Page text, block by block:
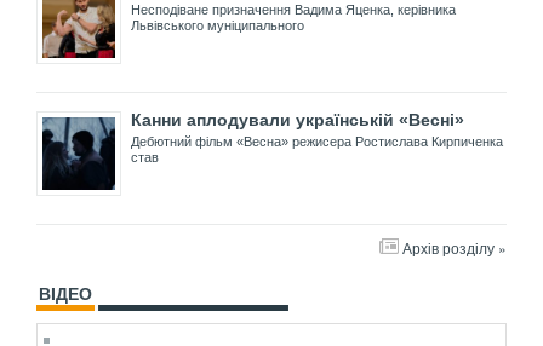
Несподіване призначення Вадима Яценка, керівника
Львівського муніципального
Канни аплодували українській «Весні»
Дебютний фільм «Весна» режисера Ростислава Кирпиченка
став
Архів розділу »
ВІДЕО